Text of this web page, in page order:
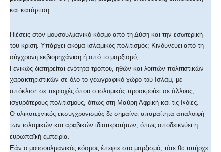
και κατάρτιση.
Πιέσεις στον μουσουλμανικό κόσμο από τη Δύση και την εσωτερική
του κρίση. Υπάρχει ακόμα ισλαμικός πολιτισμός; Κινδυνεύει από τη
σύγχρονη εκβιομηχάνιση ή από το μαρξισμό;
Γενικώς διατηρείται ενότητα τρόπου, ηθών και λοιπών πολιτιστικών
χαρακτηριστικών σε όλο το γεωγραφικό χώρο του Ισλάμ, με
απόκλιση σε περιοχές όπου ο ισλαμικός προσκρούει σε άλλους,
ισχυρότερους πολιτισμούς, όπως στη Μαύρη Αφρική και τις Ινδίες.
Ο υλικοτεχνικός εκσυγχρονισμός δε σημαίνει απαραίτητα απαλοιφή
των ισλαμικών και αραβικών ιδιαιτεροτήτων, όπως αποδεικνύει η
ευρωπαϊκή εμπειρία.
Εάν ο μουσουλμανικός κόσμος έπεφτε στο μαρξισμό, τότε θα υπήρχε